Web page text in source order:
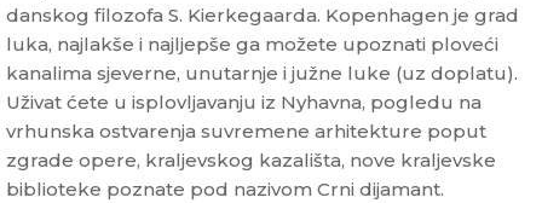
danskog filozofa S. Kierkegaarda. Kopenhagen je grad
luka, najlakše i najljepše ga možete upoznati ploveći
kanalima sjeverne, unutarnje i južne luke (uz doplatu).
Uživat ćete u isplovljavanju iz Nyhavna, pogledu na
vrhunska ostvarenja suvremene arhitekture poput
zgrade opere, kraljevskog kazališta, nove kraljevske
biblioteke poznate pod nazivom Crni dijamant.